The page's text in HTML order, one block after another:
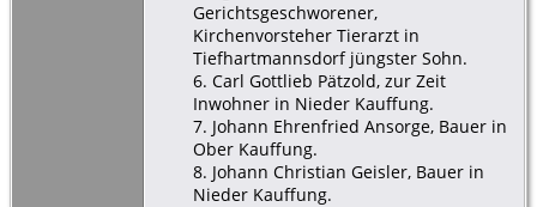
Gerichtsgeschworener,
Kirchenvorsteher Tierarzt in
Tiefhartmannsdorf jüngster Sohn.
6. Carl Gottlieb Pätzold, zur Zeit
Inwohner in Nieder Kauffung.
7. Johann Ehrenfried Ansorge, Bauer in
Ober Kauffung.
8. Johann Christian Geisler, Bauer in
Nieder Kauffung.